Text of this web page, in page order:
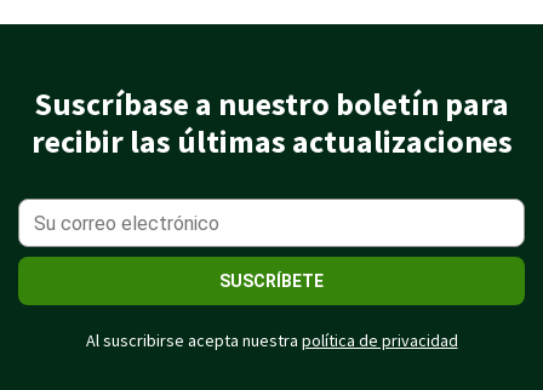
Suscríbase a nuestro boletín para
recibir las últimas actualizaciones
SUSCRÍBETE
Al suscribirse acepta nuestra política de privacidad